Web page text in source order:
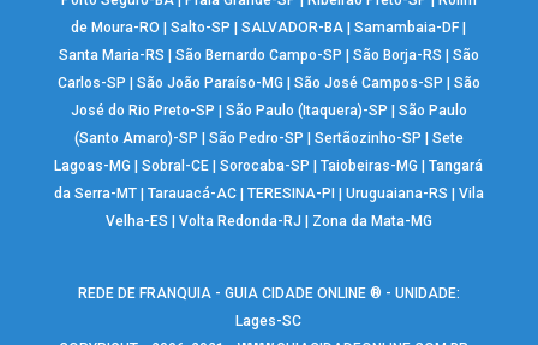
de Moura-RO
|Salto-SP |SALVADOR-BA |Samambaia-DF
Santa Maria-RS
São Bernardo Campo-SP São Borja-RS
São
Carlos-SP
São João Paraíso-MG São José Campos-SP
São
José do Rio Preto-SP
São Paulo (Itaquera)-SP
São Paulo
(Santo Amaro)-SP
São Pedro-SP Sertãozinho-SP
Sete
Lagoas-MG
|Sobral-CE |Sorocaba-SP |Taiobeiras-MG |Tangará
da Serra-MT| Tarauacá-AC| TERESINA-PI Uruguaiana-RS
Vila
Velha-ES
Volta Redonda-RJ Zona da Mata-MG
REDE DE FRANQUIA - GUIA CIDADE ONLINE ® - UNIDADE:
Lages-SC